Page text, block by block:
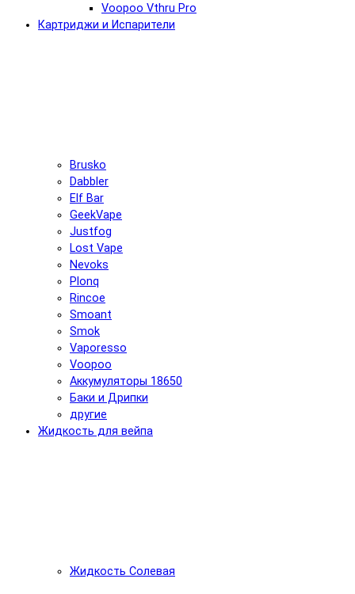
Voopoo Vthru Pro
Картриджи и Испарители
Brusko
Dabbler
Elf Bar
GeekVape
Justfog
Lost Vape
Nevoks
Plonq
Rincoe
Smoant
Smok
Vaporesso
Voopoo
Аккумуляторы 18650
Баки и Дрипки
другие
Жидкость для вейпа
Жидкость Солевая